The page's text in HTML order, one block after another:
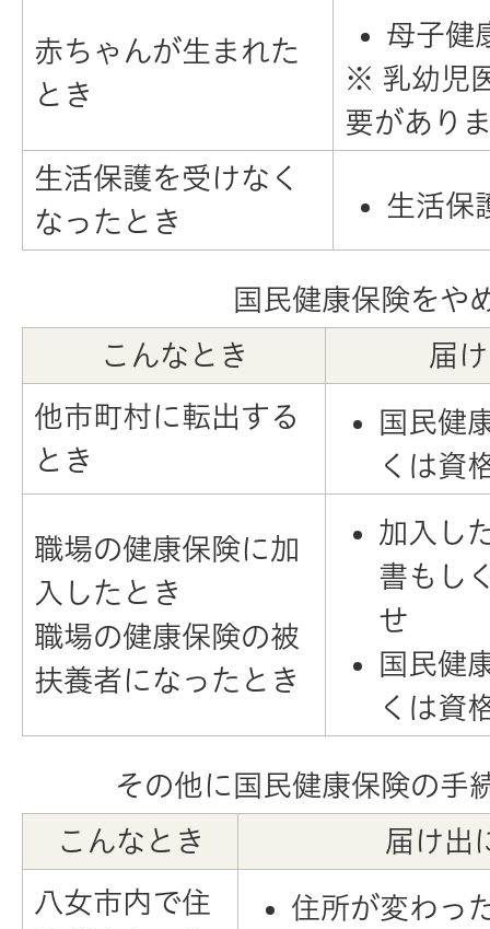
赤ちゃんが生まれた
とき
母子健
※ 乳幼児
要があり
生活保護を受けなく
なったとき
生活保
国民健康保険をや
こんなとき
届
他市町村に転出する
とき
国民健
くは資
職場の健康保険に加
入したとき
職場の健康保険の被
扶養者になったとき
加入し
書もし
せ
国民健
くは資
その他に国民健康保険の手
こんなとき
届け出
八女市内で住
住所が変わっ